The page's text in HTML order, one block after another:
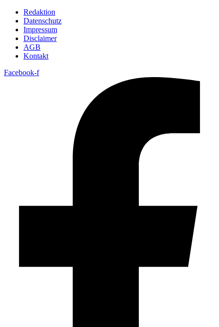
Redaktion
Datenschutz
Impressum
Disclaimer
AGB
Kontakt
Facebook-f